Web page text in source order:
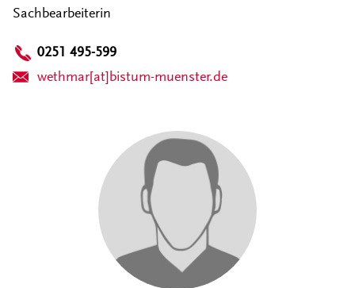
Sachbearbeiterin
0251 495-599
wethmar[at]bistum-muenster.de